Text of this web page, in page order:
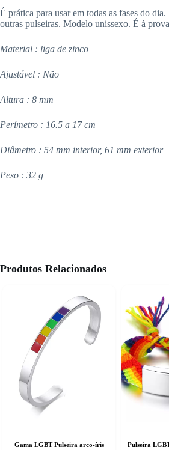
É prática para usar em todas as fases do
outras pulseiras. Modelo unissexo. É à
Material : liga de zinco
Ajustável : Não
Altura : 8 mm
Perímetro : 16.5 a 17 cm
Diâmetro : 54 mm interior, 61 mm exterior
Peso : 32 g
Produtos Relacionados
Gama LGBT Pulseira arco-íris Pulseira